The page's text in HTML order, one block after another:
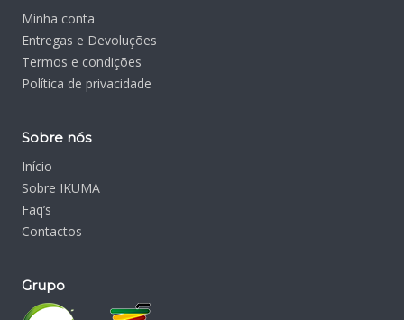
Minha conta
Entregas e Devoluções
Termos e condições
Política de privacidade
Sobre nós
Início
Sobre IKUMA
Faq’s
Contactos
Grupo